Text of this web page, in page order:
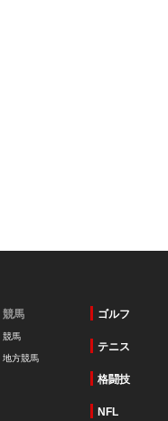
競馬
競馬
地方競馬
ゴルフ
テニス
格闘技
NFL